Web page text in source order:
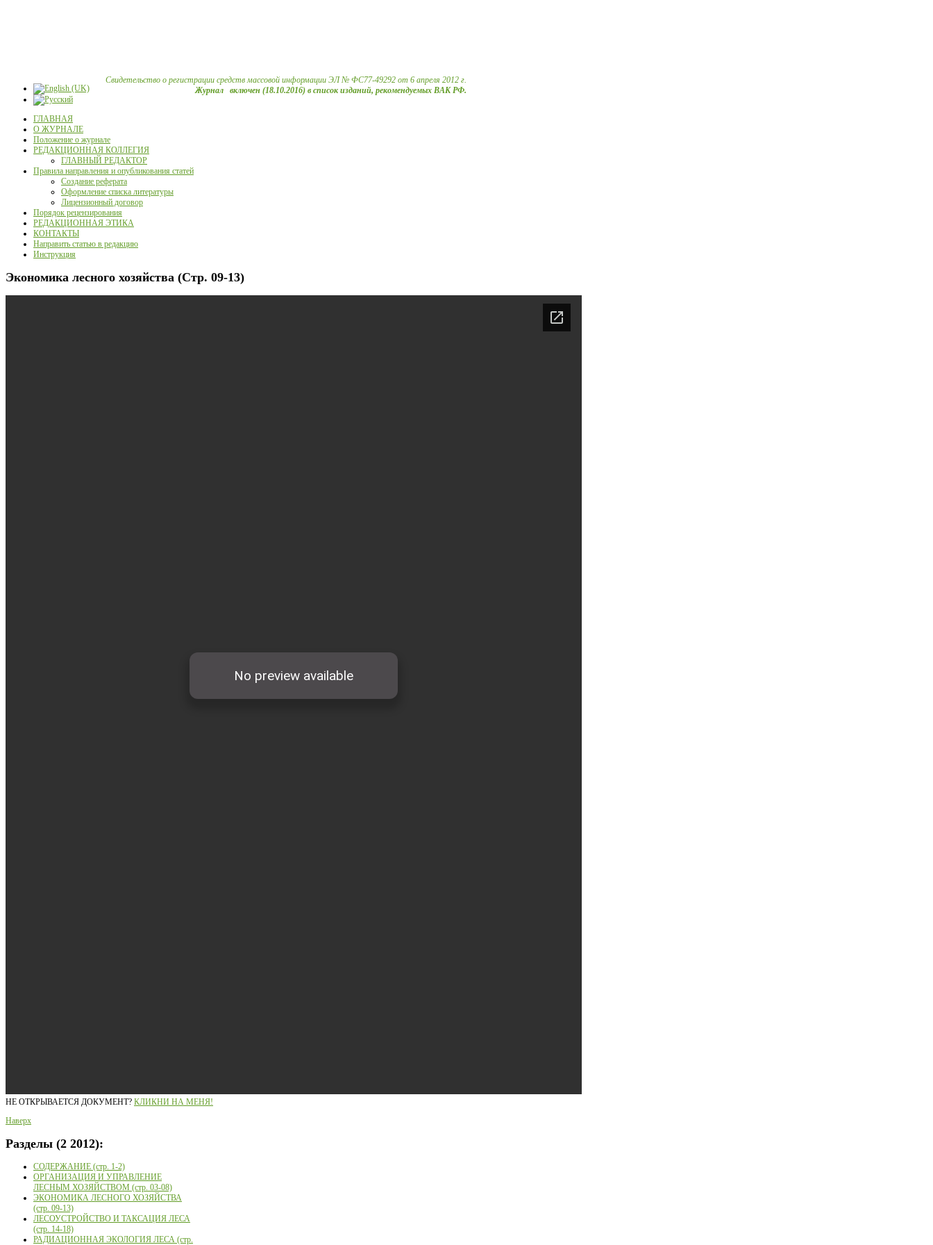
Свидетельство о регистрации средств массовой информации ЭЛ № ФС77-49292 от 6 апреля 2012 г.
Журнал включен (18.10.2016) в список изданий, рекомендуемых ВАК РФ.
ГЛАВНАЯ
О ЖУРНАЛЕ
Положение о журнале
РЕДАКЦИОННАЯ КОЛЛЕГИЯ
ГЛАВНЫЙ РЕДАКТОР
Правила направления и опубликования статей
Создание реферата
Оформление списка литературы
Лицензионный договор
Порядок рецензирования
РЕДАКЦИОННАЯ ЭТИКА
КОНТАКТЫ
Направить статью в редакцию
Инструкция
Экономика лесного хозяйства (Стр. 09-13)
НЕ ОТКРЫВАЕТСЯ ДОКУМЕНТ? КЛИКНИ НА МЕНЯ!
Наверх
Разделы (2 2012):
СОДЕРЖАНИЕ (стр. 1-2)
ОРГАНИЗАЦИЯ И УПРАВЛЕНИЕ
ЛЕСНЫМ ХОЗЯЙСТВОМ (стр. 03-08)
ЭКОНОМИКА ЛЕСНОГО ХОЗЯЙСТВА
(стр. 09-13)
ЛЕСОУСТРОЙСТВО И ТАКСАЦИЯ ЛЕСА
(стр. 14-18)
РАДИАЦИОННАЯ ЭКОЛОГИЯ ЛЕСА (стр.